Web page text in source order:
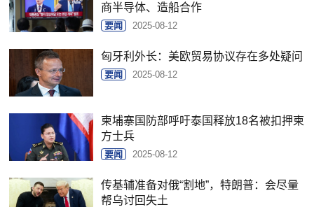
商半导体、造船合作
要闻 2025-08-12
匈牙利外长：美欧贸易协议存在多处疑问
要闻 2025-08-12
柬埔寨国防部呼吁泰国释放18名被扣押柬
方士兵
要闻 2025-08-12
传基辅准备对俄“割地”，特朗普：会尽量
帮乌讨回失土